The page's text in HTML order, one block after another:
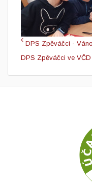
DPS Zpěváčci -
DPS Zpěváčci ve